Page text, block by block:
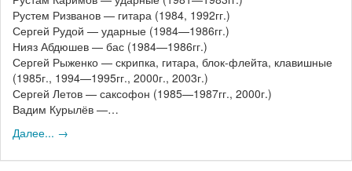
Рустем Ризванов — гитара (1984, 1992гг.)
Сергей Рудой — ударные (1984—1986гг.)
Нияз Абдюшев — бас (1984—1986гг.)
Сергей Рыженко — скрипка, гитара, блок-флейта, клавишные
(1985г., 1994—1995гг., 2000г., 2003г.)
Сергей Летов — саксофон (1985—1987гг., 2000г.)
Вадим Курылёв —…
Далее... →